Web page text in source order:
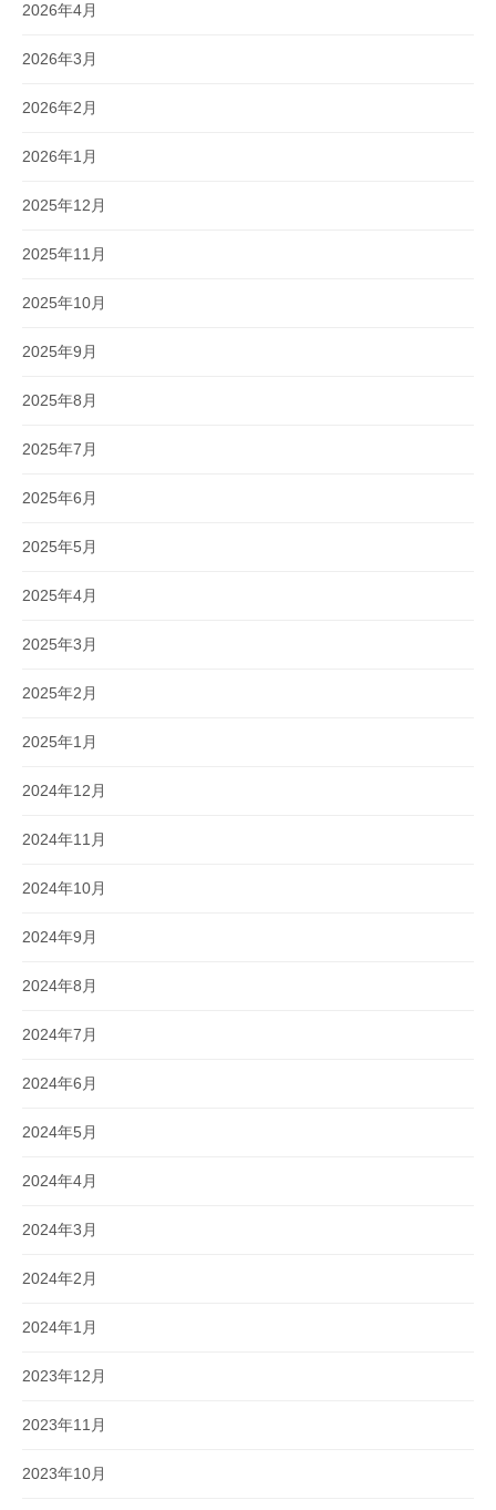
2026年4月
2026年3月
2026年2月
2026年1月
2025年12月
2025年11月
2025年10月
2025年9月
2025年8月
2025年7月
2025年6月
2025年5月
2025年4月
2025年3月
2025年2月
2025年1月
2024年12月
2024年11月
2024年10月
2024年9月
2024年8月
2024年7月
2024年6月
2024年5月
2024年4月
2024年3月
2024年2月
2024年1月
2023年12月
2023年11月
2023年10月